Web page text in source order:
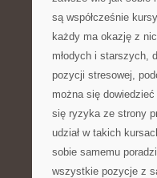
są współcześnie
każdy ma okazję z
młodych i starszych,
pozycji stresowej,
można się
się ryzyka ze strony
udział w takich
sobie samemu
wszystkie pozycje z